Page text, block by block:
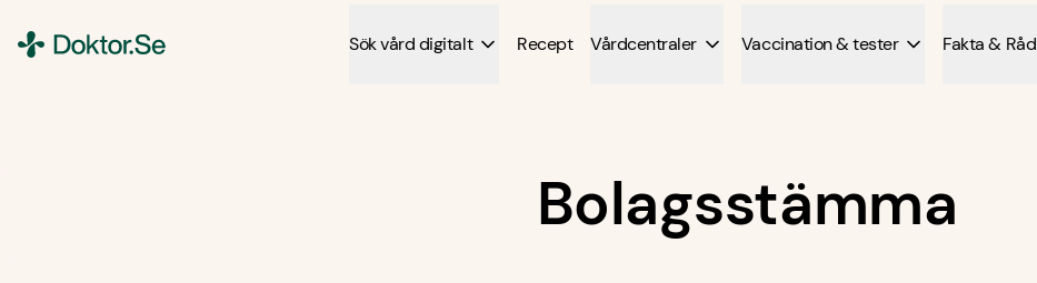
Sök vård digitalt Recept Vårdcentraler Vaccination & tester Fakta & Råd
Bolagsstämma